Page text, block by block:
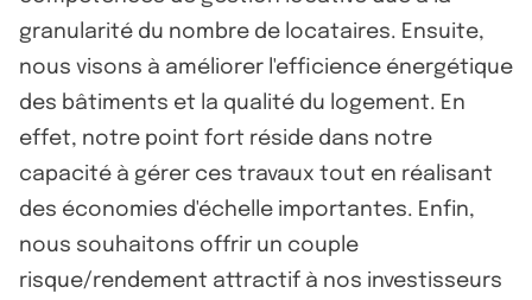
granularité du nombre de locataires. Ensuite,
nous visons à améliorer l'efficience énergétique
des bâtiments et la qualité du logement. En
effet, notre point fort réside dans notre
capacité à gérer ces travaux tout en réalisant
des économies d'échelle importantes. Enfin,
nous souhaitons offrir un couple
risque/rendement attractif à nos investisseurs